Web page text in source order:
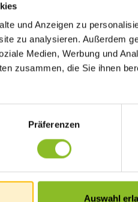
und Anzeigen zu
zu analysieren. Außerdem
Medien, Werbung und
zusammen, die Sie ihnen
Präferenzen
Auswahl
Februar 2018 alle Senioren in
unter Leitung von Martina
Freude bereitete.
Eugen Gabriel führte
Jutta Merz und Petra
„Fraschtner Bühne“
den Festgästen eine
Monaten wieder